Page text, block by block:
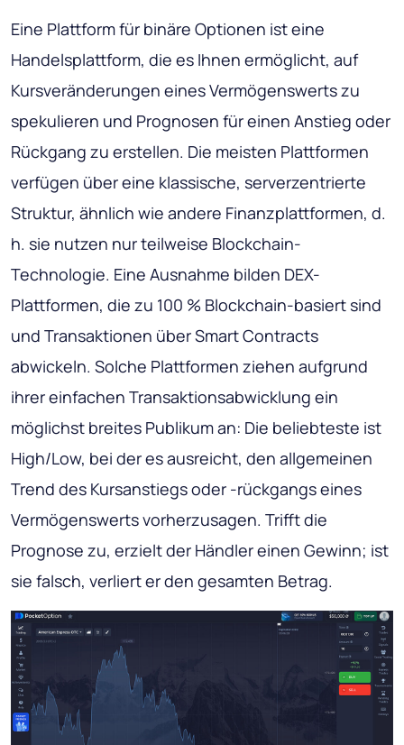
Eine Plattform für binäre Optionen ist eine
Handelsplattform, die es Ihnen ermöglicht, auf
Kursveränderungen eines Vermögenswerts zu
spekulieren und Prognosen für einen Anstieg oder
Rückgang zu erstellen. Die meisten Plattformen
verfügen über eine klassische, serverzentrierte
Struktur, ähnlich wie andere Finanzplattformen, d.
h. sie nutzen nur teilweise Blockchain-
Technologie. Eine Ausnahme bilden DEX-
Plattformen, die zu 100 % Blockchain-basiert sind
und Transaktionen über Smart Contracts
abwickeln. Solche Plattformen ziehen aufgrund
ihrer einfachen Transaktionsabwicklung ein
möglichst breites Publikum an: Die beliebteste ist
High/Low, bei der es ausreicht, den allgemeinen
Trend des Kursanstiegs oder -rückgangs eines
Vermögenswerts vorherzusagen. Trifft die
Prognose zu, erzielt der Händler einen Gewinn; ist
sie falsch, verliert er den gesamten Betrag.